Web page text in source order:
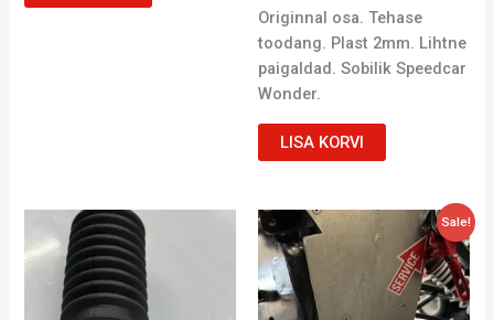
Originnal osa. Tehase
toodang. Plast 2mm. Lihtne
paigaldad. Sobilik Speedcar
Wonder.
LISA KORVI
Sale!
Algne
hind
68,00 €.
Current
price
47,00 €.